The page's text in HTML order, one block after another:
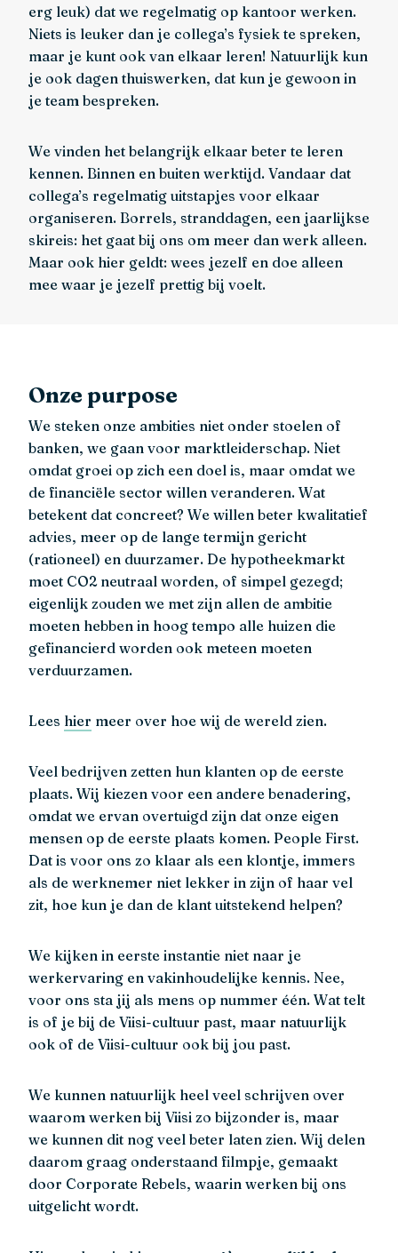
erg leuk) dat we regelmatig op kantoor werken.
Niets is leuker dan je collega’s fysiek te spreken,
maar je kunt ook van elkaar leren! Natuurlijk kun
je ook dagen thuiswerken, dat kun je gewoon in
je team bespreken.
We vinden het belangrijk elkaar beter te leren
kennen. Binnen en buiten werktijd. Vandaar dat
collega’s regelmatig uitstapjes voor elkaar
organiseren. Borrels, stranddagen, een jaarlijkse
skireis: het gaat bij ons om meer dan werk alleen.
Maar ook hier geldt: wees jezelf en doe alleen
mee waar je jezelf prettig bij voelt.
Onze purpose
We steken onze ambities niet onder stoelen of
banken, we gaan voor marktleiderschap. Niet
omdat groei op zich een doel is, maar omdat we
de financiële sector willen veranderen. Wat
betekent dat concreet? We willen beter kwalitatief
advies, meer op de lange termijn gericht
(rationeel) en duurzamer. De hypotheekmarkt
moet CO2 neutraal worden, of simpel gezegd;
eigenlijk zouden we met zijn allen de ambitie
moeten hebben in hoog tempo alle huizen die
gefinancierd worden ook meteen moeten
verduurzamen.
Lees hier meer over hoe wij de wereld zien.
Veel bedrijven zetten hun klanten op de eerste
plaats. Wij kiezen voor een andere benadering,
omdat we ervan overtuigd zijn dat onze eigen
mensen op de eerste plaats komen. People First.
Dat is voor ons zo klaar als een klontje, immers
als de werknemer niet lekker in zijn of haar vel
zit, hoe kun je dan de klant uitstekend helpen?
We kijken in eerste instantie niet naar je
werkervaring en vakinhoudelijke kennis. Nee,
voor ons sta jij als mens op nummer één. Wat telt
is of je bij de Viisi-cultuur past, maar natuurlijk
ook of de Viisi-cultuur ook bij jou past.
We kunnen natuurlijk heel veel schrijven over
waarom werken bij Viisi zo bijzonder is, maar
we kunnen dit nog veel beter laten zien. Wij delen
daarom graag onderstaand filmpje, gemaakt
door Corporate Rebels, waarin werken bij ons
uitgelicht wordt.